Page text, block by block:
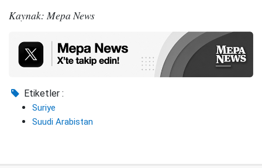
Kaynak: Mepa News
Etiketler :
Suriye
Suudi Arabistan